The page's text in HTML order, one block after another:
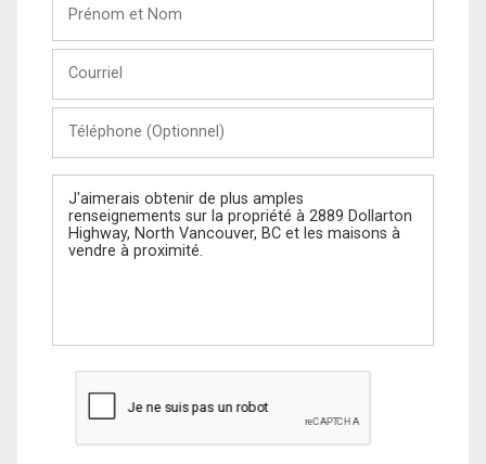
Nom
(Optionnel)
Message